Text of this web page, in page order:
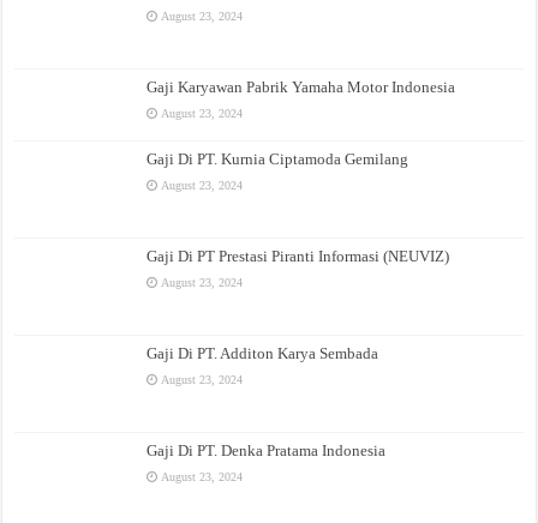
August 23, 2024
Gaji Karyawan Pabrik Yamaha Motor Indonesia
August 23, 2024
Gaji Di PT. Kurnia Ciptamoda Gemilang
August 23, 2024
Gaji Di PT Prestasi Piranti Informasi (NEUVIZ)
August 23, 2024
Gaji Di PT. Additon Karya Sembada
August 23, 2024
Gaji Di PT. Denka Pratama Indonesia
August 23, 2024